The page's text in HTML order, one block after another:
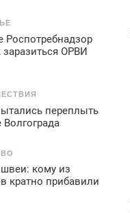
Роспотребнадзор
ОРВИ
переплыть
Волгограда
кому из
кратно прибавили